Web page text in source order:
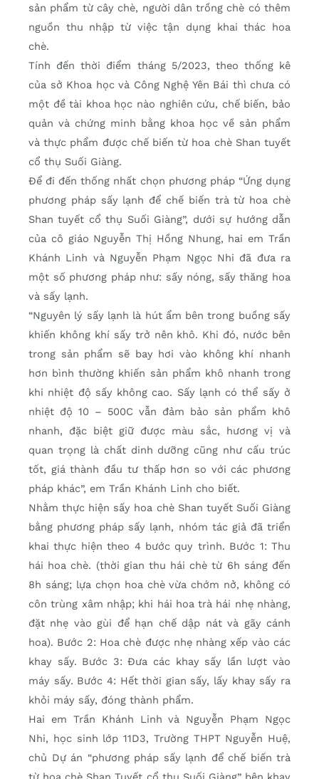
sản phẩm từ cây chè, người dân trồng chè có thêm
nguồn thu nhập từ việc tận dụng khai thác hoa
chè.
Tính đến thời điểm tháng 5/2023, theo thống kê
của sở Khoa học và Công Nghệ Yên Bái thì chưa có
một đề tài khoa học nào nghiên cứu, chế biến, bảo
quản và chứng minh bằng khoa học về sản phẩm
và thực phẩm được chế biến từ hoa chè Shan tuyết
cổ thụ Suối Giàng.
Để đi đến thống nhất chọn phương pháp “Ứng dụng
phương pháp sấy lạnh để chế biến trà từ hoa chè
Shan tuyết cổ thụ Suối Giàng”, dưới sự hướng dẫn
của cô giáo Nguyễn Thị Hồng Nhung, hai em Trần
Khánh Linh và Nguyễn Phạm Ngọc Nhi đã đưa ra
một số phương pháp như: sấy nóng, sấy thăng hoa
và sấy lạnh.
“Nguyên lý sấy lạnh là hút ẩm bên trong buồng sấy
khiến không khí sấy trở nên khô. Khi đó, nước bên
trong sản phẩm sẽ bay hơi vào không khí nhanh
hơn bình thường khiến sản phẩm khô nhanh trong
khi nhiệt độ sấy không cao. Sấy lạnh có thể sấy ở
nhiệt độ 10 – 500C vẫn đảm bảo sản phẩm khô
nhanh, đặc biệt giữ được màu sắc, hương vị và
quan trọng là chất dinh dưỡng cũng như cấu trúc
tốt, giá thành đầu tư thấp hơn so với các phương
pháp khác”, em Trần Khánh Linh cho biết.
Nhằm thực hiện sấy hoa chè Shan tuyết Suối Giàng
bằng phương pháp sấy lạnh, nhóm tác giả đã triển
khai thực hiện theo 4 bước quy trình. Bước 1: Thu
hái hoa chè. (thời gian thu hái chè từ 6h sáng đến
8h sáng; lựa chọn hoa chè vừa chớm nở, không có
côn trùng xâm nhập; khi hái hoa trà hái nhẹ nhàng,
đặt nhẹ vào gùi để hạn chế dập nát và gãy cánh
hoa). Bước 2: Hoa chè được nhẹ nhàng xếp vào các
khay sấy. Bước 3: Đưa các khay sấy lần lượt vào
máy sấy. Bước 4: Hết thời gian sấy, lấy khay sấy ra
khỏi máy sấy, đóng thành phẩm.
Hai em Trần Khánh Linh và Nguyễn Phạm Ngọc
Nhi, học sinh lớp 11D3, Trường THPT Nguyễn Huệ,
chủ Dự án “phương pháp sấy lạnh để chế biến trà